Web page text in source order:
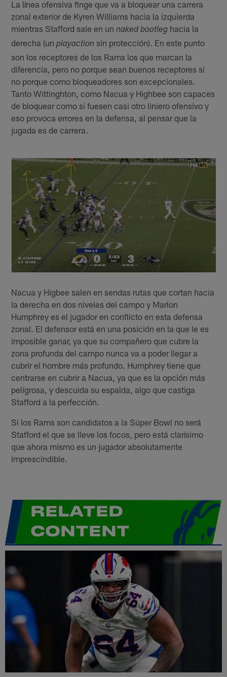
La línea ofensiva finge que va a bloquear una carrera
zonal exterior de Kyren Williams hacia la izquierda
mientras Stafford sale en unnaked bootleg hacia la
derecha (unplayaction sin protección). En este punto
son los receptores de los Rams los que marcan la
diferencia, pero no porque sean buenos receptores si
no porque como bloqueadores son excepcionales.
Tanto Wittinghton, como Nacua y Highbee son capaces
de bloquear como si fuesen casi otro liniero ofensivo y
eso provoca errores en la defensa, al pensar que la
jugada es de carrera.
Nacua y Higbee salen en sendas rutas que cortan hacia
la derecha en dos niveles del campo y Marlon
Humphrey es el jugador en conflicto en esta defensa
zonal. El defensor está en una posición en la que le es
imposible ganar, ya que su compañero que cubre la
zona profunda del campo nunca va a poder llegar a
cubrir el hombre más profundo. Humphrey tiene que
centrarse en cubrir a Nacua, ya que es la opción más
peligrosa, y descuida su espalda, algo que castiga
Stafford a la perfección.
Si los Rams son candidatos a la Súper Bowl no será
Stafford el que se lleve los focos, pero está clarísimo
que ahora mismo es un jugador absolutamente
imprescindible.
RELATED
CONTENT